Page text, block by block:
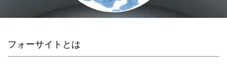
フォーサイトとは